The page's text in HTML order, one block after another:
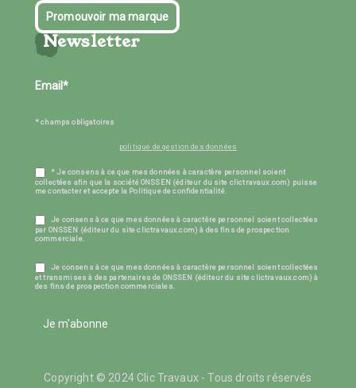
Promouvoir ma marque
Newsletter
* champs obligatoires
politique de gestion des données
* Je consens à ce que mes données à caractère personnel soient
collectées afin que la société ONSSEN (éditeur du site clictravaux.com) puisse
me contacter et accepte la Politique de confidentialité.
Je consens à ce que mes données à caractère personnel soient collectées
par ONSSEN (éditeur du site clictravaux.com) à des fins de prospection
commerciale.
Je consens à ce que mes données à caractère personnel soient collectées
et transmises à des partenaires de ONSSEN (éditeur du site clictravaux.com) à
des fins de prospection commerciales.
Je m'abonne
Copyright © 2024 Clic Travaux - Tous droits réservés